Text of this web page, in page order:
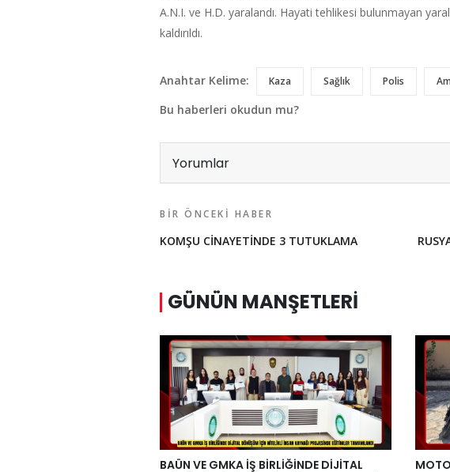
A.N.I. ve H.D. yaralandı. Hayati tehlikesi bulunmayan
kaldırıldı.
Anahtar Kelime: Kaza Sağlık Polis
Bu haberleri okudun mu?
Yorumlar
BIR ÖNCEKI HABER
KOMŞU CİNAYETİNDE 3 TUTUKLAMA
GÜNÜN MANŞETLERI
BAÜN VE GMKA İŞ BİRLİĞİNDE DİJİTAL